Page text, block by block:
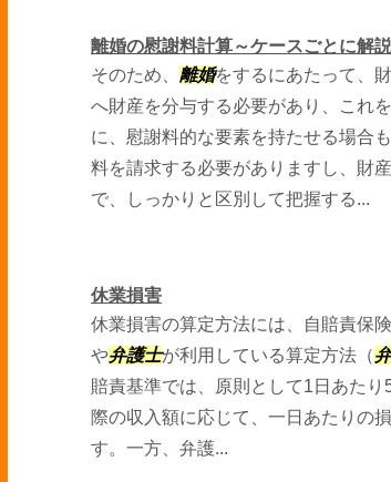
離婚の慰謝料計算～ケースごとに解
そのため、 離婚をするにあたって、
へ財産を分与する必要があり、これ
に、慰謝料的な要素を持たせる場合
料を請求する必要がありますし、財
で、しっかりと区別して把握する...
休業損害
休業損害の算定方法には、自賠責保
や弁護士が利用している算定方法（
賠責基準では、原則として1日あた
際の収入額に応じて、一日あたりの
す。一方、弁護...